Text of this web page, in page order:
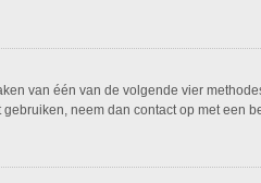
van één van de volgende vier
neem dan contact op met een